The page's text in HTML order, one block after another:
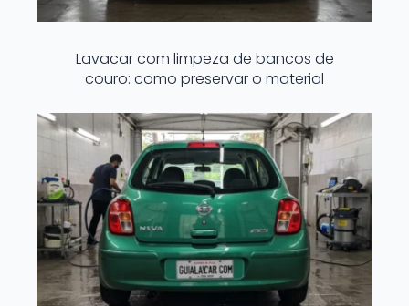
Lavacar com limpeza de bancos de
couro: como preservar o material